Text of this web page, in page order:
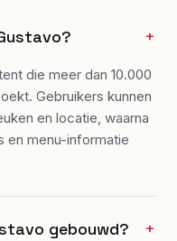
+
die meer dan 10.000
Gebruikers kunnen
en locatie, waarna
en menu-informatie
gebouwd? +